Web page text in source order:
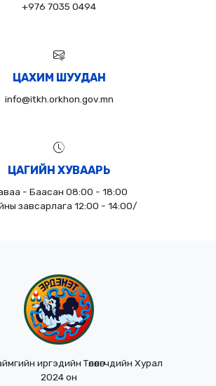
+976 7035 0494
ЦАХИМ ШУУДАН
info@itkh.orkhon.gov.mn
ЦАГИЙН ХУВААРЬ
- Баасан 08:00 - 18:00
завсарлага 12:00 - 14:00/
иргэдийн Төлөөлөгчдийн Хурал
2024 он